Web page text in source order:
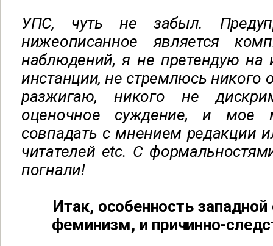
УПС, чуть не забыл.
нижеописанное является
наблюдений, я не претендую на
инстанции, не стремлюсь никого
разжигаю, никого не
оценочное суждение, и мое
совпадать с мнением редакции
читателей etc. С
погнали!
Итак, особенность
феминизм, и причинно-